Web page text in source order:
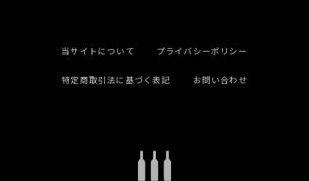
当サイトについて プライバシーポリシー
特定商取引法に基づく表記 お問い合わせ